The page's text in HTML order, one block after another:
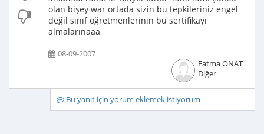
olan bişey war ortada sizin bu tepkileriniz engel
değil sınıf öğretmenlerinin bu sertifikayı
almalarınaaa
08-09-2007
Fatma ONAT
Diğer
Bu yanıt için yorum eklemek istiyorum